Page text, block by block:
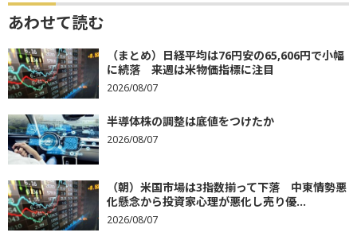
あわせて読む
（まとめ）日経平均は76円安の65,606円で小幅
に続落 来週は米物価指標に注目
2026/08/07
半導体株の調整は底値をつけたか
2026/08/07
（朝）米国市場は3指数揃って下落 中東情勢悪
化懸念から投資家心理が悪化し売り優...
2026/08/07